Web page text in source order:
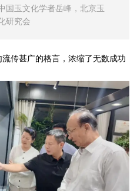
国玉文化学者岳峰，北京玉
研究会
传甚广的格言，浓缩了无数成功